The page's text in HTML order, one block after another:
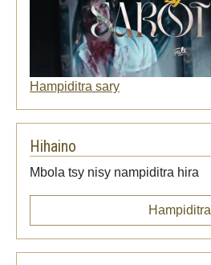
Hampiditra sary
Hihaino
Mbola tsy nisy nampiditra hira
Hampiditra